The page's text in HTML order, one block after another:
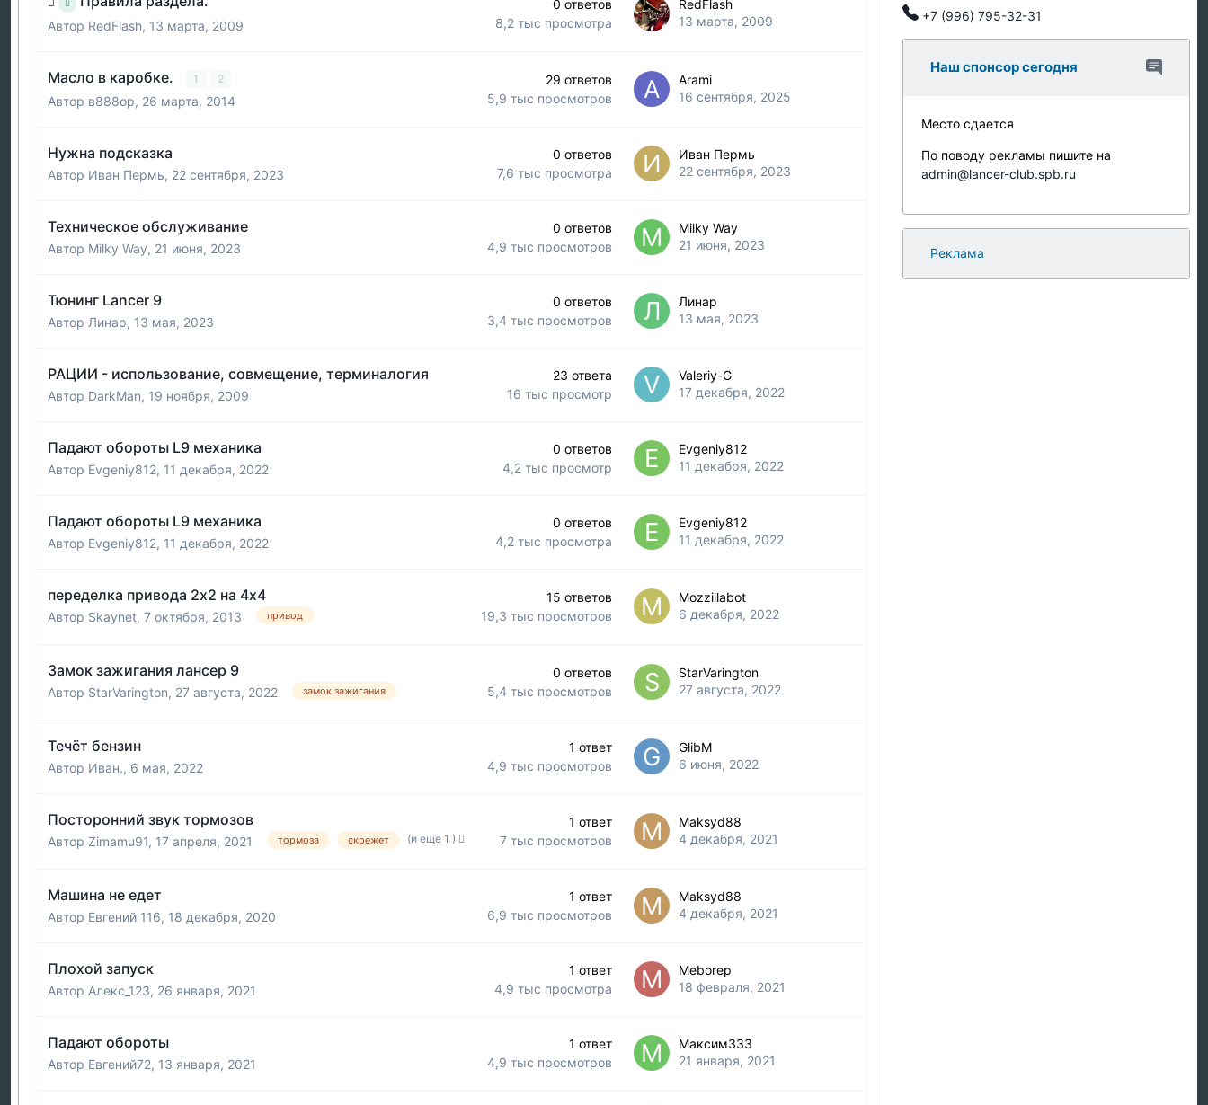
Автор RedFlash, 13 марта, 2009
0 ответов
8,2 тыс просмотра
RedFlash
13 марта, 2009
Масло в каробке. 1 2
Автор в888ор, 26 марта, 2014
29 ответов
5,9 тыс просмотров
Arami
16 сентября, 2025
Нужна подсказка
Автор Иван Пермь, 22 сентября, 2023
0 ответов
7,6 тыс просмотра
Иван Пермь
22 сентября, 2023
Техническое обслуживание
Автор Milky Way, 21 июня, 2023
0 ответов
4,9 тыс просмотров
Milky Way
21 июня, 2023
Тюнинг Lancer 9
Автор Линар, 13 мая, 2023
0 ответов
3,4 тыс просмотров
Линар
13 мая, 2023
РАЦИИ - использование, совмещение, терминалогия
Автор DarkMan, 19 ноября, 2009
23 ответа
16 тыс просмотр
Valeriy-G
17 декабря, 2022
Падают обороты L9 механика
Автор Evgeniy812, 11 декабря, 2022
0 ответов
4,2 тыс просмотр
Evgeniy812
11 декабря, 2022
Падают обороты L9 механика
Автор Evgeniy812, 11 декабря, 2022
0 ответов
4,2 тыс просмотра
Evgeniy812
11 декабря, 2022
переделка привода 2х2 на 4х4
Автор Skaynet, 7 октября, 2013 привод
15 ответов
19,3 тыс просмотров
Mozzillabot
6 декабря, 2022
Замок зажигания лансер 9
Автор StarVarington, 27 августа, 2022 замок зажигания
0 ответов
5,4 тыс просмотров
StarVarington
27 августа, 2022
Течёт бензин
Автор Иван., 6 мая, 2022
1 ответ
4,9 тыс просмотров
GlibM
6 июня, 2022
Посторонний звук тормозов
Автор Zimamu91, 17 апреля, 2021 тормоза скрежет (и ещё 1 )
1 ответ
7 тыс просмотров
Maksyd88
4 декабря, 2021
Машина не едет
Автор Евгений 116, 18 декабря, 2020
1 ответ
6,9 тыс просмотров
Maksyd88
4 декабря, 2021
Плохой запуск
Автор Алекс_123, 26 января, 2021
1 ответ
4,9 тыс просмотра
Meborep
18 февраля, 2021
Падают обороты
Автор Евгений72, 13 января, 2021
1 ответ
4,9 тыс просмотров
Максим333
21 января, 2021
+7 (996) 795-32-31
Наш спонсор сегодня
Место сдается
По поводу рекламы пишите на
admin@lancer-club.spb.ru
Реклама